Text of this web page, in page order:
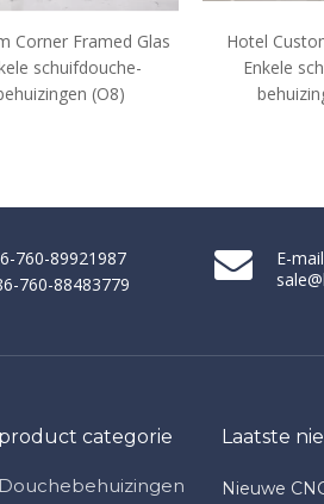
Custom 8mm Glas
Enkele schuifdouche
behuizingen (O8)
8mm
760-89921987
760-88483779
E-
product categorie
Douchebehuizingen
Laatste
Nieuwe